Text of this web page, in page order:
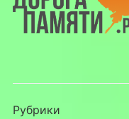
Рубрики